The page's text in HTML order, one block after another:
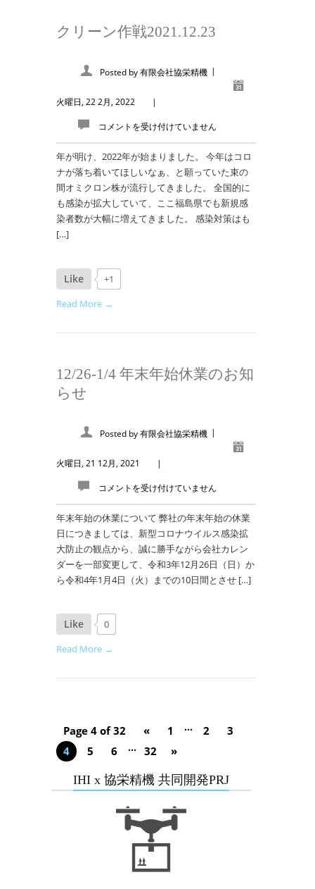
クリーン作戦2021.12.23
Posted by有限会社協栄精機 |
火曜日, 22 2月, 2022 |
コメントを受け付けていません
年が明け、2022年が始まりました。 今年はコロ
ナが落ち着いてほしいなぁ、と願っていた束の
間オミクロン株が流行してきました。 全国的に
も感染が拡大していて、ここ福島県でも新規感
染者数が大幅に増えてきました。 感染対策はも
[…]
Like
+1
Read More →
12/26-1/4 年末年始休業のお知
らせ
Posted by有限会社協栄精機 |
火曜日, 21 12月, 2021 |
コメントを受け付けていません
年末年始の休業について 弊社の年末年始の休業
日につきましては、新型コロナウイルス感染拡
大防止の観点から、誠に勝手ながら会社カレン
ダーを一部変更して、令和3年12月26日（日）か
ら令和4年1月4日（火）までの10日間とさせ […]
Like
0
Read More →
Page 4 of 32 « 1 ... 2
3
4
5 6 ... 32 »
IHI x 協栄精機 共同開発PRJ